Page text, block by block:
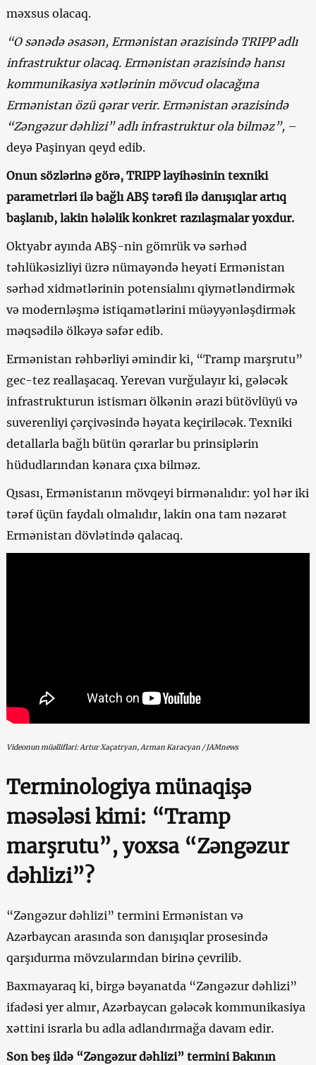
məxsus olacaq.
“O sənədə əsasən, Ermənistan ərazisində TRIPP adlı
infrastruktur olacaq. Ermənistan ərazisində hansı
kommunikasiya xətlərinin mövcud olacağına
Ermənistan özü qərar verir. Ermənistan ərazisində
“Zəngəzur dəhlizi” adlı infrastruktur ola bilməz”,–
deyə Paşinyan qeyd edib.
Onun sözlərinə görə, TRIPP layihəsinin texniki
parametrləri ilə bağlı ABŞ tərəfi ilə danışıqlar artıq
başlanıb, lakin hələlik konkret razılaşmalar yoxdur.
Oktyabr ayında ABŞ-nin gömrük və sərhəd
təhlükəsizliyi üzrə nümayəndə heyəti Ermənistan
sərhəd xidmətlərinin potensialını qiymətləndirmək
və modernləşmə istiqamətlərini müəyyənləşdirmək
məqsədilə ölkəyə səfər edib.
Ermənistan rəhbərliyi əmindir ki, “Tramp marşrutu”
gec-tez reallaşacaq. Yerevan vurğulayır ki, gələcək
infrastrukturun istismarı ölkənin ərazi bütövlüyü və
suverenliyi çərçivəsində həyata keçiriləcək. Texniki
detallarla bağlı bütün qərarlar bu prinsiplərin
hüdudlarından kənara çıxa bilməz.
Qısası, Ermənistanın mövqeyi birmənalıdır: yol hər iki
tərəf üçün faydalı olmalıdır, lakin ona tam nəzarət
Ermənistan dövlətində qalacaq.
Videonun müəllifləri: Artur Xaçatryan, Arman Karacyan / JAMnews
Terminologiya münaqişə
məsələsi kimi: “Tramp
marşrutu”, yoxsa “Zəngəzur
dəhlizi”?
“Zəngəzur dəhlizi” termini Ermənistan və
Azərbaycan arasında son danışıqlar prosesində
qarşıdurma mövzularından birinə çevrilib.
Baxmayaraq ki, birgə bəyanatda “Zəngəzur dəhlizi”
ifadəsi yer almır, Azərbaycan gələcək kommunikasiya
xəttini israrla bu adla adlandırmağa davam edir.
Son beş ildə “Zəngəzur dəhlizi” termini Bakının